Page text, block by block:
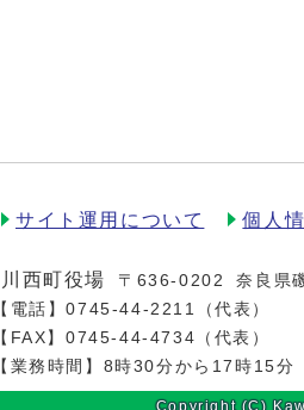
サイト運用について 個人
川西町役場 〒636-0202
奈良県
【電話】0745-44-2211
（代表）
【FAX】0745-44-4734（代表）
【業務時間】8時30分から17時15分
Copyright (C)